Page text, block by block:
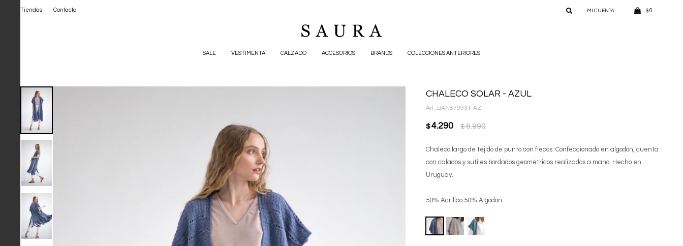
SALE VESTIMENTA CALZADO ACCESORIOS BRANDS COLECCIONES ANTERIORES
$ 0
Tiendas Contacto
CHALECO SOLAR - AZUL
BAN870931-AZ
$ 4.290 $ 6.990
Chaleco largo de tejido de punto con flecos. Confeccionado en algodón, cuenta
con calados y sutiles bordados geométricos realizados a mano. Hecho en
Uruguay.
50% Acrílico 50% Algodón